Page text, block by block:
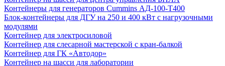
Контейнеры для генераторов Cummins АД-100-Т400
Блок-контейнеры для ДГУ на 250 и 400 кВт с нагрузочными
модулями
Контейнер для электросиловой
Контейнер для слесарной мастерской с кран-балкой
Контейнер для ГК «Автодор»
Контейнер на шасси для лаборатории